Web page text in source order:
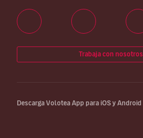
Trabaja con nosotros
Descarga Volotea App para iOS y Android